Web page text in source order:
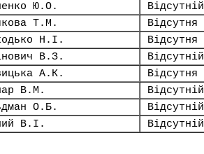
Ю.О.
Відсутній
Т.М.
Відсутня
Н.І.
Відсутня
В.З.
Відсутній
А.К.
Відсутня
В.М.
Відсутній
О.Б.
Відсутній
В.І.
Відсутній